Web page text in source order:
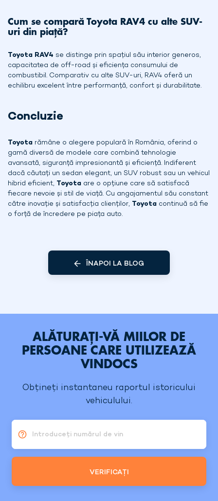
Cum se compară Toyota RAV4 cu alte SUV-
uri din piață?
Toyota RAV4 se distinge prin spațiul său interior generos,
capacitatea de off-road și eficiența consumului de
combustibil. Comparativ cu alte SUV-uri, RAV4 oferă un
echilibru excelent între performanță, confort și durabilitate.
Concluzie
Toyota rămâne o alegere populară în România, oferind o
gamă diversă de modele care combină tehnologie
avansată, siguranță impresionantă și eficiență. Indiferent
dacă căutați un sedan elegant, un SUV robust sau un vehicul
hibrid eficient, Toyota are o opțiune care să satisfacă
fiecare nevoie și stil de viață. Cu angajamentul său constant
către inovație și satisfacția clienților, Toyota continuă să fie
o forță de încredere pe piața auto.
ÎNAPOI LA BLOG
ALĂTURAȚI-VĂ MIILOR DE
PERSOANE CARE UTILIZEAZĂ
VINDOCS
Obțineți instantaneu raportul istoricului
vehiculului.
Introduceți numărul de vin
VERIFICAȚI